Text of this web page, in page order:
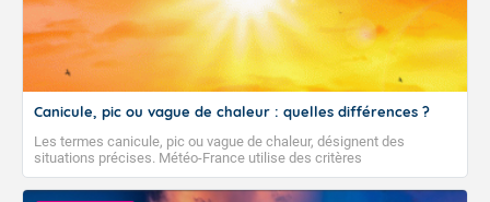
Canicule, pic ou vague de chaleur : quelles différences ?
Les termes canicule, pic ou vague de chaleur, désignent des
situations précises. Météo-France utilise des critères
climatologiques pour évaluer et qualifier les épisodes de chaleur qui
peuvent avoir des impacts sanitaires et socio-économiques